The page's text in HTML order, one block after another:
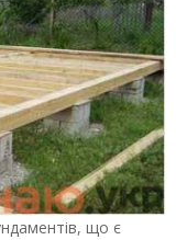
що є